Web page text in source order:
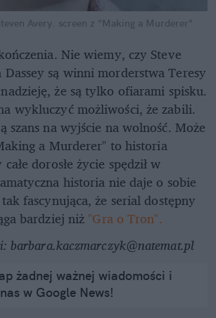
Avery. screen z "Making a Murderer"
Nie wiemy, czy Steve
są winni morderstwa Teresy
że są tylko ofiarami spisku.
wykluczyć możliwości, że zabili.
szans na wyjście na wolność. Może
a Murderer" to historia
dorosłe życie spędził w
historia nie daje o sobie
fascynująca, że serial dostępny
bardziej niż "Gra o Tron".
barbara.kaczmarczyk@natemat.pl
żadnej ważnej wiadomości i
w Google News!